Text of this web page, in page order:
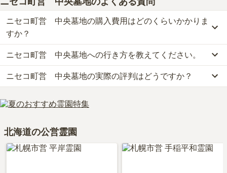
ニセコ町営 中央墓地の購入費用はどのくらいかかりま
すか？
ニセコ町営　中央墓地の現在の販売価格については現在調査中で
す。
お墓は、価格が高いものがよい、安いものが悪い、という訳ではあ
りません。大切なのは、ご家族が心から納得し、安心してお参りで
きる場所を選ぶことです。
ニセコ町営 中央墓地への行き方を教えてください。
公共交通機関の場合、函館バスに乗車、「知内出張所バス停」下車
徒歩約20分です。
車の場合、「青森インター」から車で約6時間です。
詳しいルートや地図は、本ページの「地図・交通アクセス」欄をご
ニセコ町営 中央墓地の実際の評判はどうですか？
ニセコ町営　中央墓地の口コミはまだ投稿されておりません。
口コミはあくまで一つの目安です。資料請求や現地見学を通して、
北海道の公営霊園